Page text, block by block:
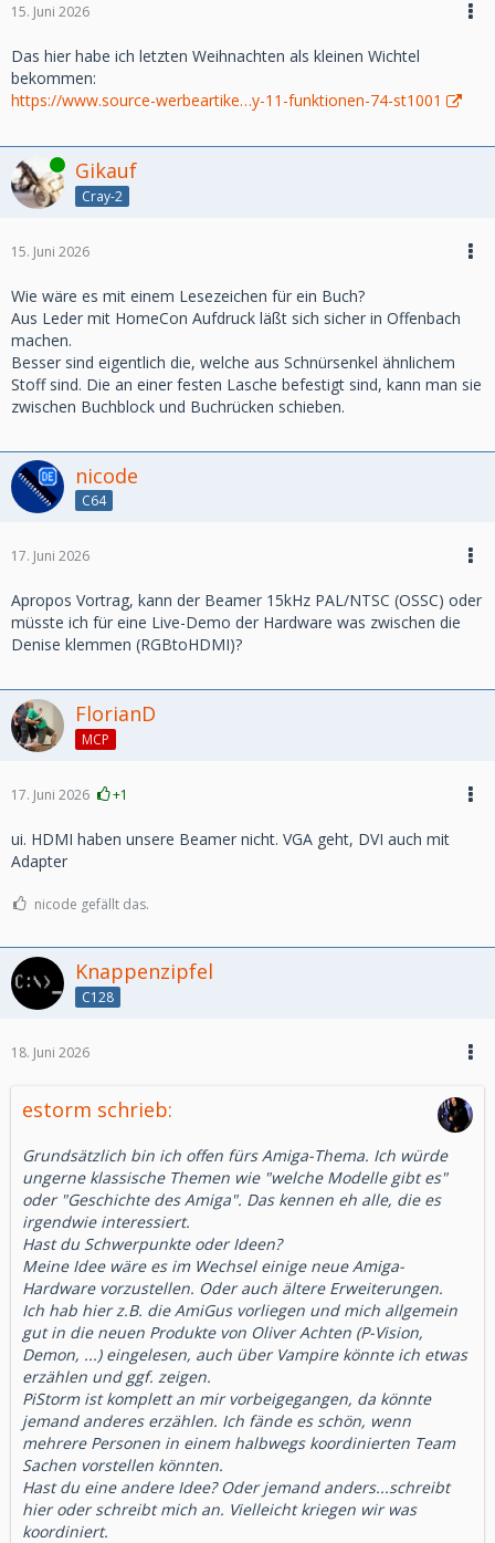
15. Juni 2026
Das hier habe ich letzten Weihnachten als kleinen Wichtel
bekommen:
https://www.source-werbeartike…y-11-funktionen-74-st1001
Online Gikauf
Cray-2
15. Juni 2026
Wie wäre es mit einem Lesezeichen für ein Buch?
Aus Leder mit HomeCon Aufdruck läßt sich sicher in Offenbach
machen.
Besser sind eigentlich die, welche aus Schnürsenkel ähnlichem
Stoff sind. Die an einer festen Lasche befestigt sind, kann man sie
zwischen Buchblock und Buchrücken schieben.
nicode
C64
17. Juni 2026
Apropos Vortrag, kann der Beamer 15kHz PAL/NTSC (OSSC) oder
müsste ich für eine Live-Demo der Hardware was zwischen die
Denise klemmen (RGBtoHDMI)?
FlorianD
MCP
17. Juni 2026 +1
ui. HDMI haben unsere Beamer nicht. VGA geht, DVI auch mit
Adapter
nicode gefällt das.
Knappenzipfel
C128
18. Juni 2026
estorm schrieb:
Grundsätzlich bin ich offen fürs Amiga-Thema. Ich würde
ungerne klassische Themen wie "welche Modelle gibt es"
oder "Geschichte des Amiga". Das kennen eh alle, die es
irgendwie interessiert.
Hast du Schwerpunkte oder Ideen?
Meine Idee wäre es im Wechsel einige neue Amiga-
Hardware vorzustellen. Oder auch ältere Erweiterungen.
Ich hab hier z.B. die AmiGus vorliegen und mich allgemein
gut in die neuen Produkte von Oliver Achten (P-Vision,
Demon, ...) eingelesen, auch über Vampire könnte ich etwas
erzählen und ggf. zeigen.
PiStorm ist komplett an mir vorbeigegangen, da könnte
jemand anderes erzählen. Ich fände es schön, wenn
mehrere Personen in einem halbwegs koordinierten Team
Sachen vorstellen könnten.
Hast du eine andere Idee? Oder jemand anders...schreibt
hier oder schreibt mich an. Vielleicht kriegen wir was
koordiniert.